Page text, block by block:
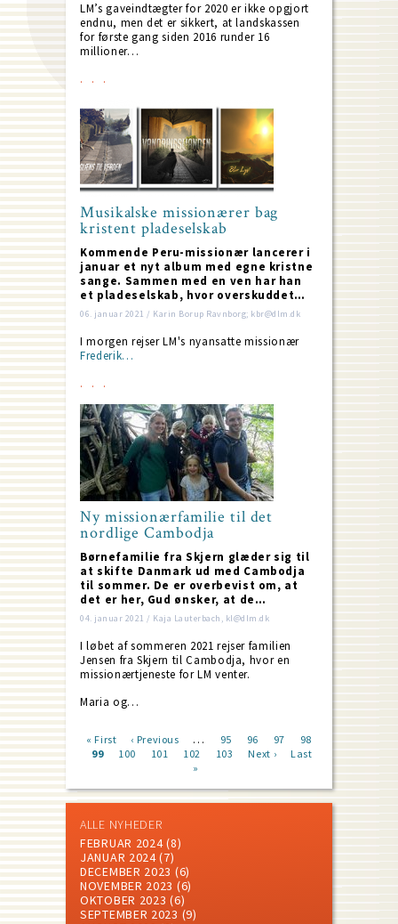
LM’s gaveindtægter for 2020 er ikke opgjort
endnu, men det er sikkert, at landskassen
for første gang siden 2016 runder 16
millioner…
Musikalske missionærer bag
kristent pladeselskab
Kommende Peru-missionær lancerer i
januar et nyt album med egne kristne
sange. Sammen med en ven har han
et pladeselskab, hvor overskuddet…
06. januar 2021 / Karin Borup Ravnborg; kbr@dlm.dk
I morgen rejser LM's nyansatte missionær
Frederik…
Ny missionærfamilie til det
nordlige Cambodja
Børnefamilie fra Skjern glæder sig til
at skifte Danmark ud med Cambodja
til sommer. De er overbevist om, at
det er her, Gud ønsker, at de…
04. januar 2021 / Kaja Lauterbach, kl@dlm.dk
I løbet af sommeren 2021 rejser familien
Jensen fra Skjern til Cambodja, hvor en
missionærtjeneste for LM venter.
Maria og…
Pagination
First
page
« First
Previous
page
‹ Previous … Page
95 Page
96 Page
97 Page
98
Current
99 Page
100 Page
101 Page
102 Page
103
Next
Next ›
Last
Last
»
ALLE NYHEDER
FEBRUAR 2024(8)
JANUAR 2024(7)
DECEMBER 2023 (6)
NOVEMBER 2023 (6)
OKTOBER 2023 (6)
SEPTEMBER 2023 (9)